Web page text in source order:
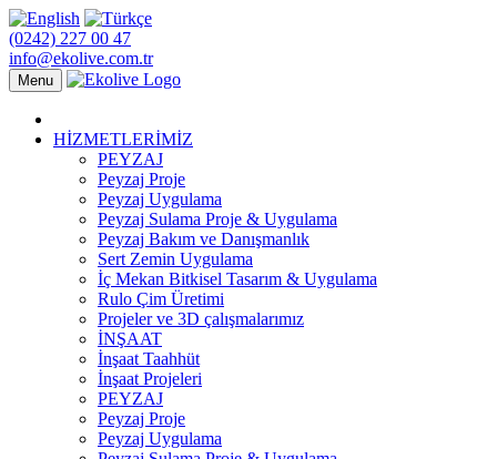
(0242) 227 00 47
info@ekolive.com.tr
Menu
HİZMETLERİMİZ
PEYZAJ
Peyzaj Proje
Peyzaj Uygulama
Peyzaj Sulama Proje & Uygulama
Peyzaj Bakım ve Danışmanlık
Sert Zemin Uygulama
İç Mekan Bitkisel Tasarım & Uygulama
Rulo Çim Üretimi
Projeler ve 3D çalışmalarımız
İNŞAAT
İnşaat Taahhüt
İnşaat Projeleri
PEYZAJ
Peyzaj Proje
Peyzaj Uygulama